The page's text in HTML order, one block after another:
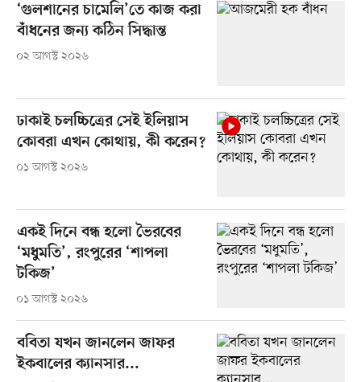
‘গুলশানের চামেলি’তে কাজ করা
বাঁধনের জন্য কঠিন সিদ্ধান্ত
০২ আগস্ট ২০২৬
ঢাকাই চলচ্চিত্রের সেই ইলিয়াস
কোবরা এখন কোথায়, কী করেন?
০১ আগস্ট ২০২৬
একই দিনে বন্ধ হলো ভৈরবের
‘মধুমতি’, রংপুরের ‘শাপলা
টকিজ’
০১ আগস্ট ২০২৬
ববিতা যখন জানলেন জাফর
ইকবালের ক্যানসার...